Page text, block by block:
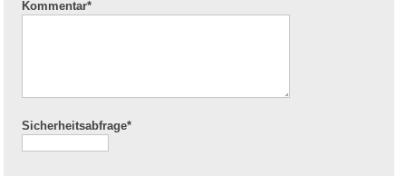
Kommentar*
Sicherheitsabfrage*